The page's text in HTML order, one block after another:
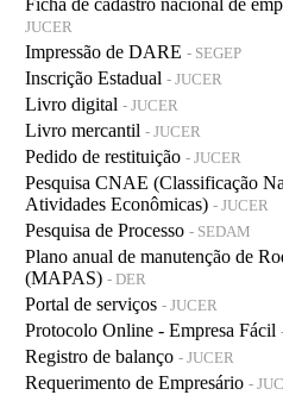
Ficha de cadastro nacional de
JUCER
Impressão de DARE - SEGEP
Inscrição Estadual - JUCER
Livro digital - JUCER
Livro mercantil - JUCER
Pedido de restituição - JUCER
Pesquisa CNAE (Classificação
Atividades Econômicas) - JUCER
Pesquisa de Processo - SEDAM
Plano anual de manutenção de
(MAPAS) - DER
Portal de serviços - JUCER
Protocolo Online - Empresa Fácil
Registro de balanço - JUCER
Requerimento de Empresário -